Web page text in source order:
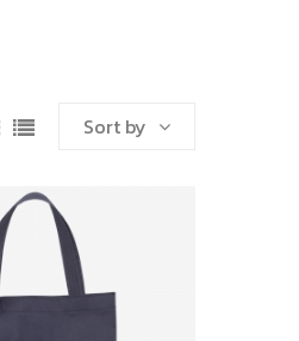
Sort by